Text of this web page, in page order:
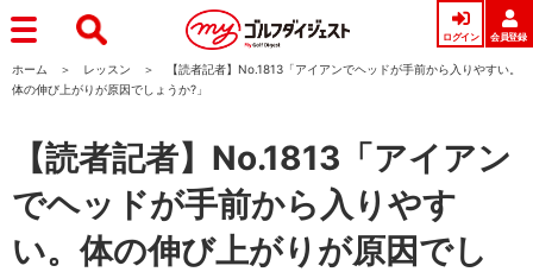
ログイン 会員登録
ホーム レッスン
【読者記者】No.1813「アイアンでヘッドが手前から入りやすい。
体の伸び上がりが原因でしょうか?」
【読者記者】No.1813「アイアン
でヘッドが手前から入りやす
い。体の伸び上がりが原因でし